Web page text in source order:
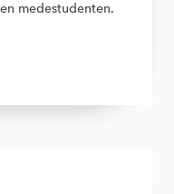
medestudenten.